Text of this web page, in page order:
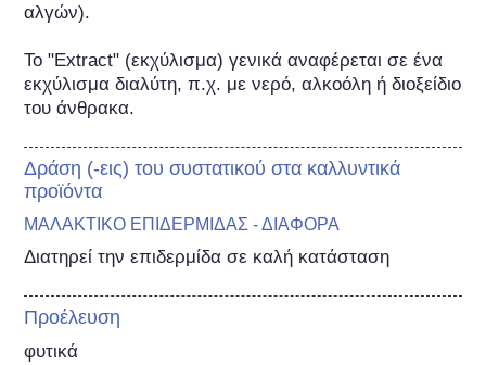
αλγών).
Το "Extract" (εκχύλισμα) γενικά αναφέρεται σε ένα
εκχύλισμα διαλύτη, π.χ. με νερό, αλκοόλη ή διοξείδιο
του άνθρακα.
Δράση (-εις) του συστατικού στα καλλυντικά
προϊόντα
ΜΑΛΑΚΤΙΚΟ ΕΠΙΔΕΡΜΙΔΑΣ - ΔΙΑΦΟΡΑ
Διατηρεί την επιδερμίδα σε καλή κατάσταση
Προέλευση
φυτικά